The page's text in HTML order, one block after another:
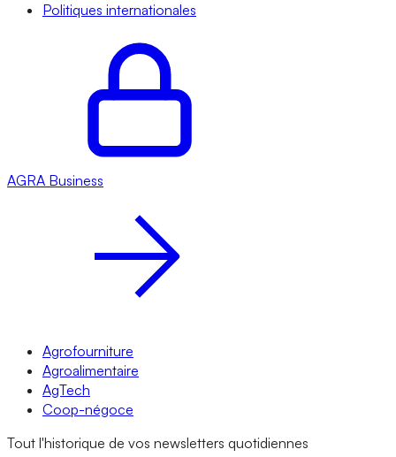
Politiques internationales
AGRA Business
Agrofourniture
Agroalimentaire
AgTech
Coop-négoce
Tout l'historique de vos newsletters quotidiennes